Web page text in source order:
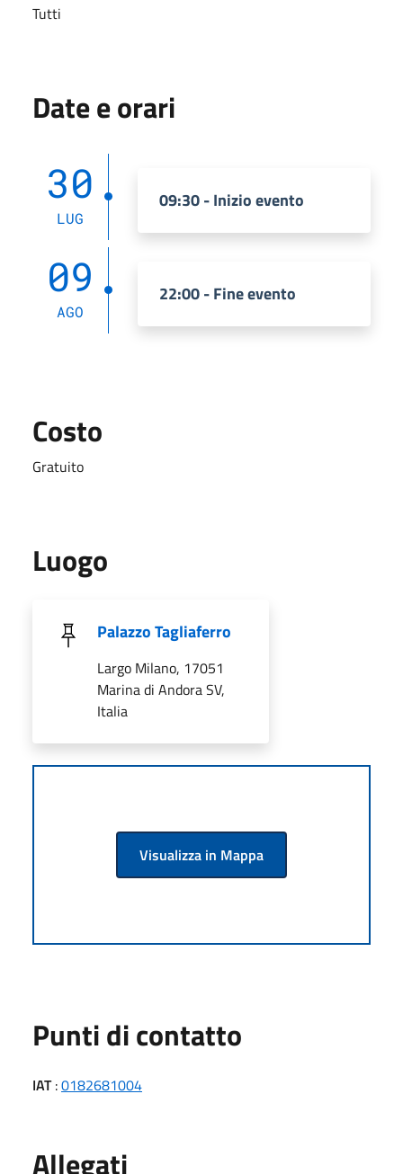
Tutti
Date e orari
30
LUG
09:30 - Inizio evento
09
AGO
22:00 - Fine evento
Costo
Gratuito
Luogo
Palazzo Tagliaferro
Largo Milano, 17051
Marina di Andora SV,
Italia
Visualizza in Mappa
Punti di contatto
IAT:0182681004
Allegati